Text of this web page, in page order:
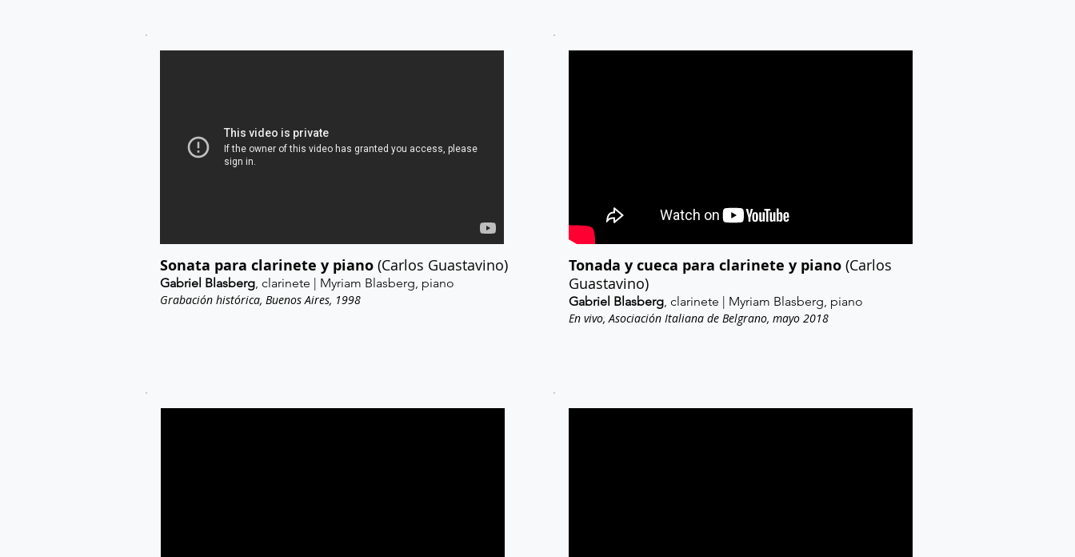
Sonata para clarinete y piano (Carlos Guastavino)
Gabriel Blasberg, clarinete | Myriam Blasberg, piano
Grabación histórica, Buenos Aires, 1998
Tonada y cueca para clarinete y piano (Carlos
Guastavino)
Gabriel Blasberg, clarinete | Myriam Blasberg, piano
En vivo, Asociación Italiana de Belgrano, mayo 2018